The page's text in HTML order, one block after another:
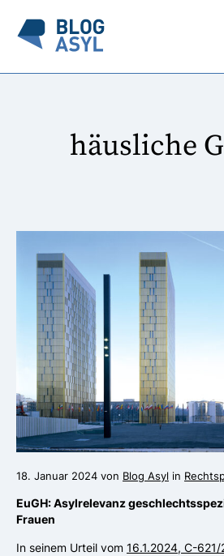
häusliche
18. Januar 2024 von Blog Asyl in
EuGH: Asylrelevanz
Frauen
In seinem Urteil vom 16.1.2024, C-621/